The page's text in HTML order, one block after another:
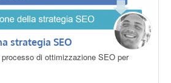
strategia SEO
di ottimizzazione SEO per